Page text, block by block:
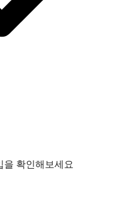
을 확인해보세요